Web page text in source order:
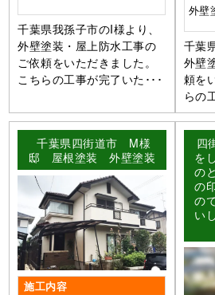
千葉県我孫子市のI様より、
外壁塗装・屋上防水工事の
ご依頼をいただきました。
こちらの工事が完了いた･･･
外壁
千葉
外壁
頼を
らの
千葉県四街道市 M様
邸 屋根塗装 外壁塗装
施工内容
四
を
の
の
の
い